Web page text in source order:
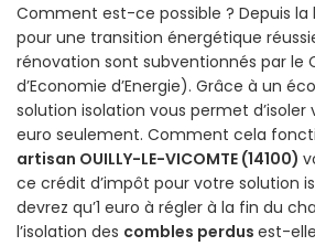
Comment est-ce possible ? Depuis la
pour une transition énergétique
rénovation sont subventionnés par le
d’Economie d’Energie). Grâce à un
solution isolation vous permet d’isoler
euro seulement. Comment cela
artisan OUILLY-LE-VICOMTE (14100)
ce crédit d’impôt pour votre solution
devrez qu’1 euro à régler à la fin du
l’isolation des combles perdus est-